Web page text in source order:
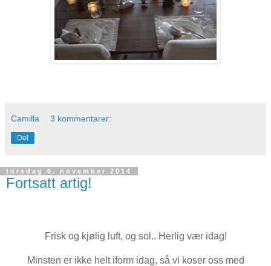
Camilla 3 kommentarer:
Del
torsdag 6. november 2014
Fortsatt artig!
Frisk og kjølig luft, og sol.. Herlig vær idag!
Minsten er ikke helt iform idag, så vi koser oss med